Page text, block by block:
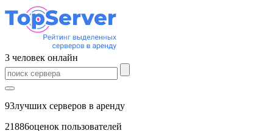
3 человек онлайн
93лучших серверов в аренду
21886оценок пользователей